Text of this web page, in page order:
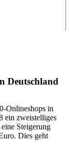
Deutschland
Onlineshops in
ein zweistelliges
Steigerung
Dies geht